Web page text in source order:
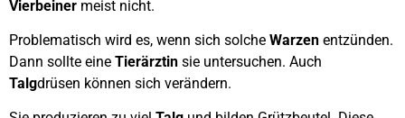
Vierbeiner meist nicht.
Problematisch wird es, wenn sich solche Warzen entzünden.
Dann sollte eine Tierärztin sie untersuchen. Auch
Talgdrüsen können sich verändern.